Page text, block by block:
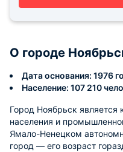
О городе
Дата основания: 1976
Население: 107 210
Город Ноябрьск является
населения и
Ямало-Ненецком
город — его возраст